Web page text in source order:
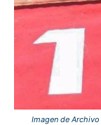
Imagen de Archivo